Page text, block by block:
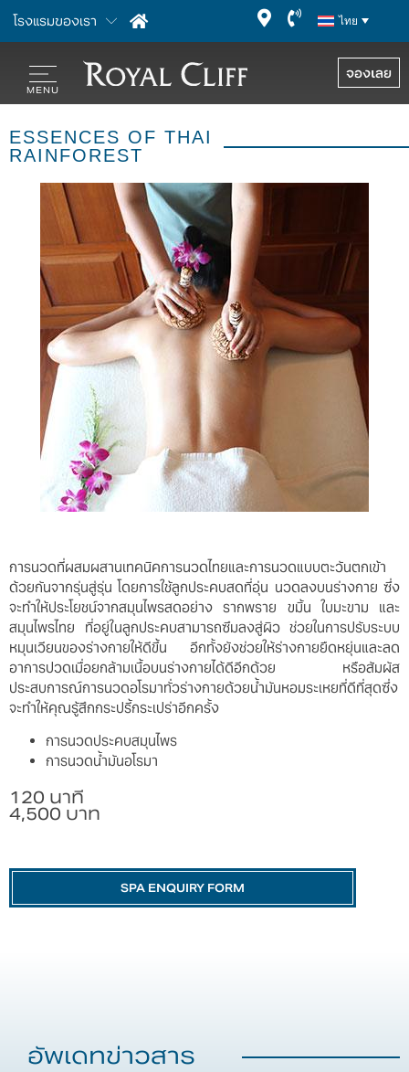
โรงแรมของเรา ไทย
จองเลย
ESSENCES OF THAI
RAINFOREST
การนวดที่ผสมผสานเทคนิคการนวดไทยและการนวดแบบตะวันตกเข้า
ด้วยกันจากรุ่นสู่รุ่น โดยการใช้ลูกประคบสดที่อุ่น นวดลงบนร่างกาย ซึ่ง
จะทำให้ประโยชน์จากสมุนไพรสดอย่าง รากพราย ขมิ้น ใบมะขาม และ
สมุนไพรไทย ที่อยู่ในลูกประคบสามารถซึมลงสู่ผิว ช่วยในการปรับระบบ
หมุนเวียนของร่างกายให้ดีขึ้น อีกทั้งยังช่วยให้ร่างกายยืดหยุ่นและลด
อาการปวดเมื่อยกล้ามเนื้อบนร่างกายได้ดีอีกด้วย หรือสัมผัส
ประสบการณ์การนวดอโรมาทั่วร่างกายด้วยน้ำมันหอมระเหยที่ดีที่สุดซึ่ง
จะทำให้คุณรู้สึกกระปรี้กระเปร่าอีกครั้ง
การนวดประคบสมุนไพร
การนวดน้ำมันอโรมา
120 นาที
4,500 บาท
SPA ENQUIRY FORM
อัพเดทข่าวสาร